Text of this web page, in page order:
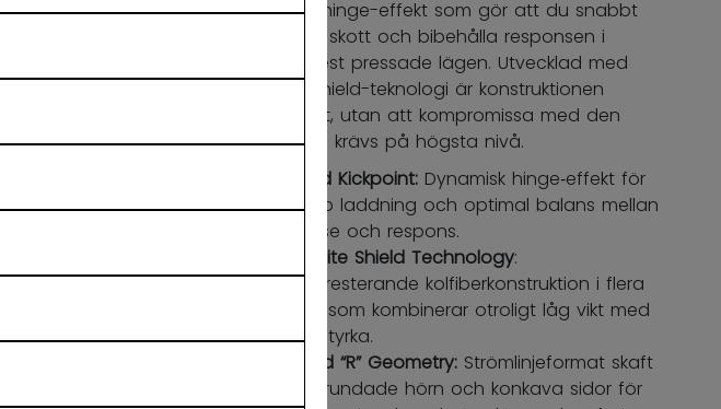
dynamisk hinge-effekt som gör att du snabbt
kan ladda skott och bibehålla responsen i
spelets mest pressade lägen. Utvecklad med
Nanolite Shield-teknologi är konstruktionen
otroligt lätt, utan att kompromissa med den
styrka som krävs på högsta nivå.
Hybrid Kickpoint: Dynamisk hinge‑effekt för
snabb laddning och optimal balans mellan
release och respons.
Nanolite Shield Technology:
Högpresterande kolfiberkonstruktion i flera
lager som kombinerar otroligt låg vikt med
hög styrka.
Round “R” Geometry: Strömlinjeformat skaft
med rundade hörn och konkava sidor för